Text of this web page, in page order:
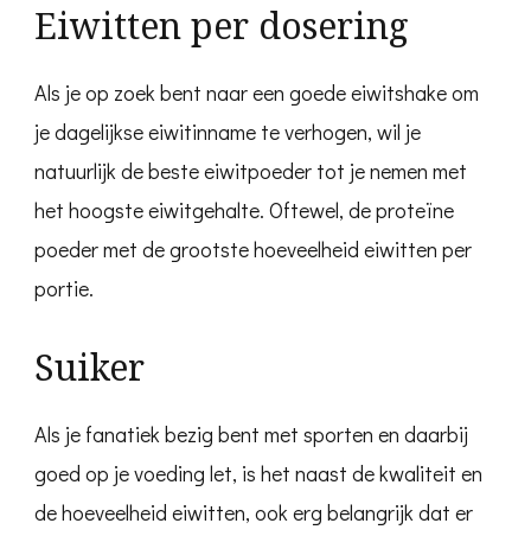
Eiwitten per dosering
Als je op zoek bent naar een goede eiwitshake om
je dagelijkse eiwitinname te verhogen, wil je
natuurlijk de beste eiwitpoeder tot je nemen met
het hoogste eiwitgehalte. Oftewel, de proteïne
poeder met de grootste hoeveelheid eiwitten per
portie.
Suiker
Als je fanatiek bezig bent met sporten en daarbij
goed op je voeding let, is het naast de kwaliteit en
de hoeveelheid eiwitten, ook erg belangrijk dat er